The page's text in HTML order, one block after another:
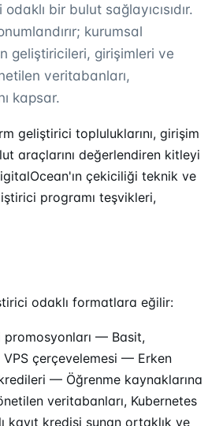
bir bulut sağlayıcısıdır.
kurumsal
geliştiricileri, girişimleri ve
veritabanları,
kapsar.
geliştirici topluluklarını, girişim
araçlarını değerlendiren kitleyi
çekiciliği teknik ve
programı teşvikleri,
odaklı formatlara eğilir:
— Basit,
çerçevelemesi — Erken
— Öğrenme kaynaklarına
veritabanları, Kubernetes
kayıt kredisi sunan ortaklık ve